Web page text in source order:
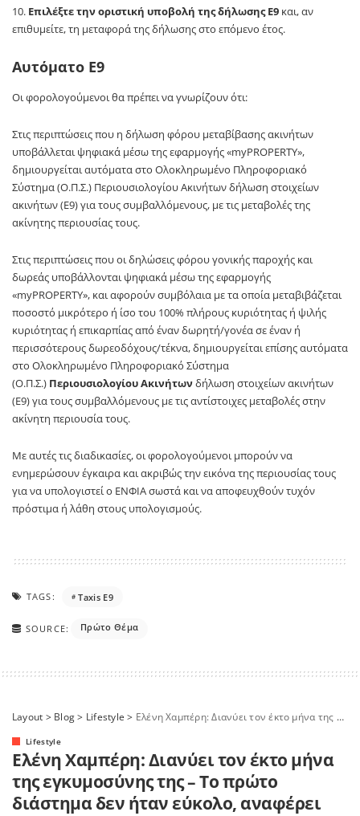
10. Επιλέξτε την οριστική υποβολή της δήλωσης Ε9 και, αν
επιθυμείτε, τη μεταφορά της δήλωσης στο επόμενο έτος.
Αυτόματο Ε9
Οι φορολογούμενοι θα πρέπει να γνωρίζουν ότι:
Στις περιπτώσεις που η δήλωση φόρου μεταβίβασης ακινήτων
υποβάλλεται ψηφιακά μέσω της εφαρμογής «myPROPERTY»,
δημιουργείται αυτόματα στο Ολοκληρωμένο Πληροφοριακό
Σύστημα (Ο.Π.Σ.) Περιουσιολογίου Ακινήτων δήλωση στοιχείων
ακινήτων (Ε9) για τους συμβαλλόμενους, με τις μεταβολές της
ακίνητης περιουσίας τους.
Στις περιπτώσεις που οι δηλώσεις φόρου γονικής παροχής και
δωρεάς υποβάλλονται ψηφιακά μέσω της εφαρμογής
«myPROPERTY», και αφορούν συμβόλαια με τα οποία μεταβιβάζεται
ποσοστό μικρότερο ή ίσο του 100% πλήρους κυριότητας ή ψιλής
κυριότητας ή επικαρπίας από έναν δωρητή/γονέα σε έναν ή
περισσότερους δωρεοδόχους/τέκνα, δημιουργείται επίσης αυτόματα
στο Ολοκληρωμένο Πληροφοριακό Σύστημα
(Ο.Π.Σ.) Περιουσιολογίου Ακινήτωνδήλωση στοιχείων ακινήτων
(Ε9) για τους συμβαλλόμενους με τις αντίστοιχες μεταβολές στην
ακίνητη περιουσία τους.
Με αυτές τις διαδικασίες, οι φορολογούμενοι μπορούν να
ενημερώσουν έγκαιρα και ακριβώς την εικόνα της περιουσίας τους
για να υπολογιστεί ο ΕΝΦΙΑ σωστά και να αποφευχθούν τυχόν
πρόστιμα ή λάθη στους υπολογισμούς.
TAGS: Taxis E9
SOURCE: Πρώτο Θέμα
Layout > Blog> Lifestyle > Ελένη Χαμπέρη: Διανύει τον έκτο μήνα της εγκυμοσύνης της – Το πρώτο διάστημα δεν ήταν εύκολο, αναφέρει
Lifestyle
Ελένη Χαμπέρη: Διανύει τον έκτο μήνα
της εγκυμοσύνης της – Το πρώτο
διάστημα δεν ήταν εύκολο, αναφέρει